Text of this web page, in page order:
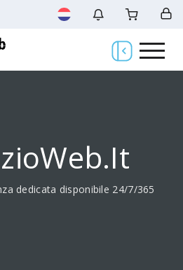
dedicata disponibile 24/7/365